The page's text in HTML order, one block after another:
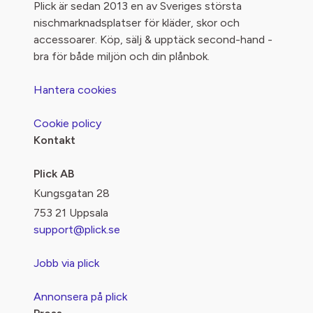
Plick är sedan 2013 en av Sveriges största
nischmarknadsplatser för kläder, skor och
accessoarer. Köp, sälj & upptäck second-hand -
bra för både miljön och din plånbok.
Hantera cookies
Cookie policy
Kontakt
Plick AB
Kungsgatan 28
753 21 Uppsala
support@plick.se
Jobb via plick
Annonsera på plick